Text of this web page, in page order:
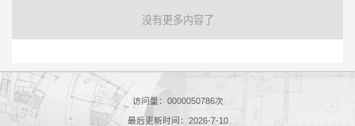
没有更多内容了
访问量： 0000050786次
最后更新时间： 2026-7-10